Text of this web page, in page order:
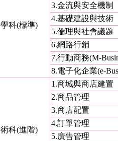
學科(標準)
3.金流與安全機制
4.基礎建設與技術
5.倫理與社會議題
6.網路行銷
7.行動商務(M-
8.電子化企業(e-
術科(進階)
1.商城與商店建置
2.商品管理
3.商店配置
4.訂單管理
5.廣告管理